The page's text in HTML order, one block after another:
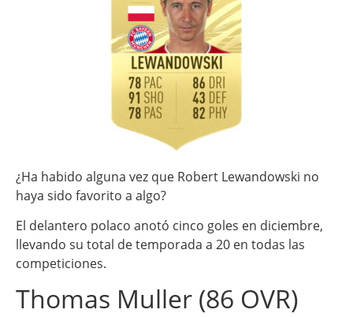
¿Ha habido alguna vez que Robert Lewandowski no
haya sido favorito a algo?
El delantero polaco anotó cinco goles en diciembre,
llevando su total de temporada a 20 en todas las
competiciones.
Thomas Muller (86 OVR)